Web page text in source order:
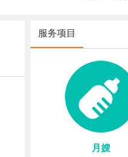
服务项目
月嫂